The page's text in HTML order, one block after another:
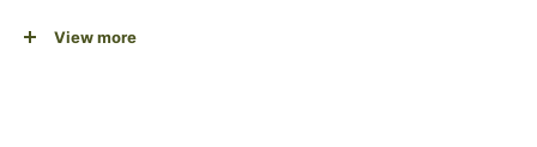
El acabado en negro le otorga un aspecto discreto y profesional,
View more